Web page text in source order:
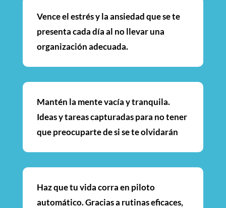
Vence el estrés y la ansiedad que se te
presenta cada día al no llevar una
organización adecuada.
Mantén la mente vacía y tranquila.
Ideas y tareas capturadas para no tener
que preocuparte de si se te olvidarán
Haz que tu vida corra en piloto
automático. Gracias a rutinas eficaces,